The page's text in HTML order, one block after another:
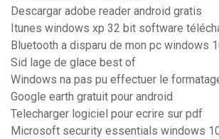
Descargar adobe reader android gratis
Itunes windows xp 32 bit software
Bluetooth a disparu de mon pc windows
Sid lage de glace best of
Windows na pas pu effectuer le
Google earth gratuit pour android
Telecharger logiciel pour ecrire sur pdf
Microsoft security essentials windows